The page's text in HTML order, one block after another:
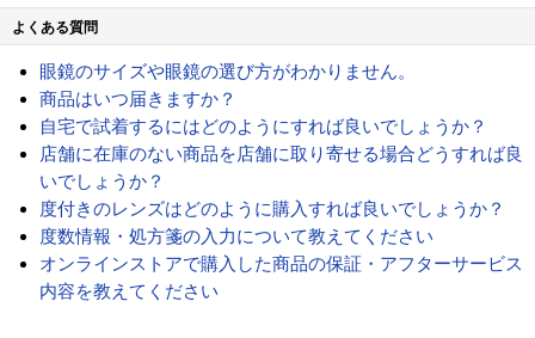
よくある質問
眼鏡のサイズや眼鏡の選び方がわかりません。
商品はいつ届きますか？
自宅で試着するにはどのようにすれば良いでしょうか？
店舗に在庫のない商品を店舗に取り寄せる場合どうすれば良
いでしょうか？
度付きのレンズはどのように購入すれば良いでしょうか？
度数情報・処方箋の入力について教えてください
オンラインストアで購入した商品の保証・アフターサービス
内容を教えてください